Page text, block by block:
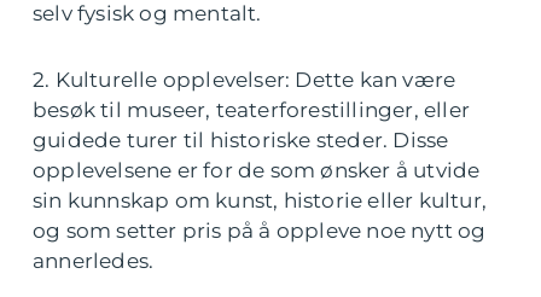
selv fysisk og mentalt.
2. Kulturelle opplevelser: Dette kan være
besøk til museer, teaterforestillinger, eller
guidede turer til historiske steder. Disse
opplevelsene er for de som ønsker å utvide
sin kunnskap om kunst, historie eller kultur,
og som setter pris på å oppleve noe nytt og
annerledes.